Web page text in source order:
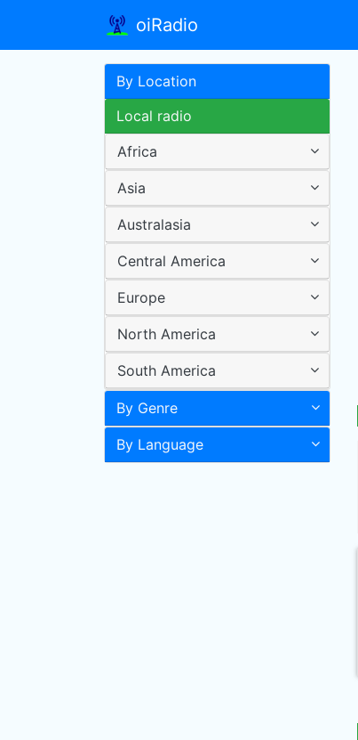
oiRadio
By Location
Local radio
Africa
Asia
Australasia
Central America
Europe
North America
South America
By Genre
By Language